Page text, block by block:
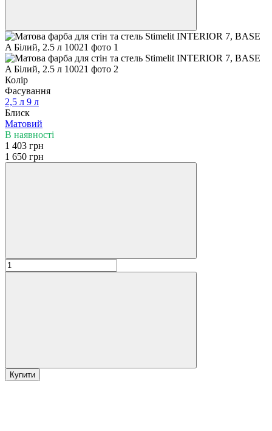
Колір
Фасування
2,5 л 9 л
Блиск
Матовий
В наявності
1 403 грн
1 650 грн
Купити